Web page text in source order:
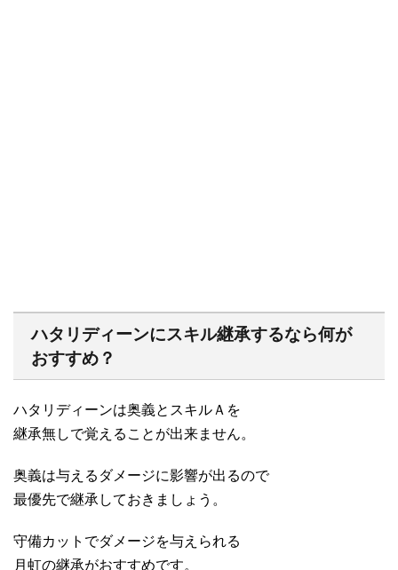
ハタリディーンにスキル継承するなら何が
おすすめ？
ハタリディーンは奥義とスキルＡを
継承無しで覚えることが出来ません。
奥義は与えるダメージに影響が出るので
最優先で継承しておきましょう。
守備カットでダメージを与えられる
月虹の継承がおすすめです。